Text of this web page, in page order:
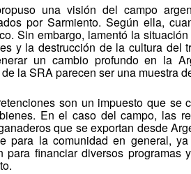
una visión del campo
por Sarmiento. Según ella,
Sin embargo, lamentó la
y la destrucción de la cultura del
un cambio profundo en la
la SRA parecen ser una muestra
son un impuesto que se
En el caso del campo, las
que se exportan desde
para la comunidad en general,
para financiar diversos programas